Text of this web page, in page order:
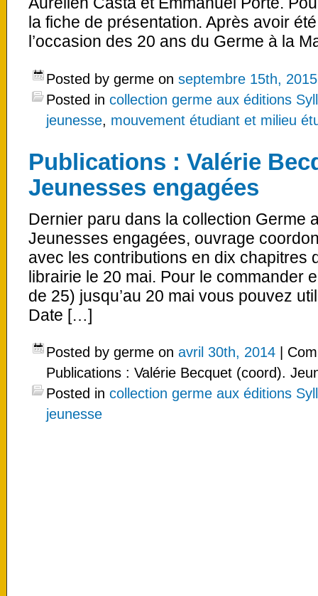
la fiche de présentation. Après avoir
l’occasion des 20 ans du Germe à la
Posted by germe on septembre 15th, 2015
Posted in collection germe aux éditions
jeunesse, mouvement étudiant et milieu
Publications : Valérie
Jeunesses engagées
Dernier paru dans la collection Germe
Jeunesses engagées, ouvrage
avec les contributions en dix chapitres
librairie le 20 mai. Pour le commander
de 25) jusqu’au 20 mai vous pouvez
Date […]
Posted by germe on avril 30th, 2014 |
Publications : Valérie Becquet (coord).
Posted in collection germe aux éditions
jeunesse